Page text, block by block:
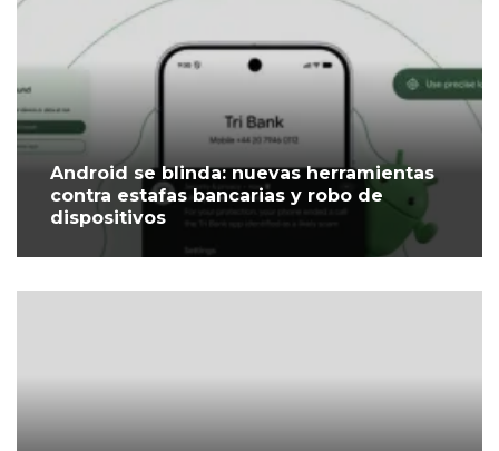
Android se blinda: nuevas herramientas
contra estafas bancarias y robo de
dispositivos